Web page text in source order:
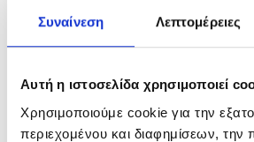
Συναίνεση Λεπτομέρειες
Αυτή η ιστοσελίδα χρησιμοποιεί
Χρησιμοποιούμε cookie για την
περιεχομένου και διαφημίσεων, την
ΣΧΕΤΙΚΆ ΠΡΟΪΌΝΤΑ